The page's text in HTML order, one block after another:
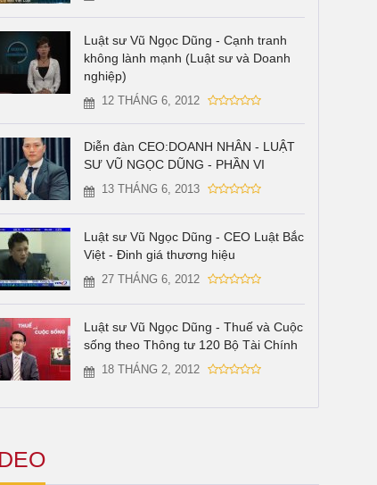
Luật sư Vũ Ngọc Dũng - Cạnh tranh
không lành mạnh (Luật sư và Doanh
nghiệp)
12 THÁNG 6, 2012
Diễn đàn CEO:DOANH NHÂN - LUẬT
SƯ VŨ NGỌC DŨNG - PHẦN VI
13 THÁNG 6, 2013
Luật sư Vũ Ngọc Dũng - CEO Luật Bắc
Việt - Đinh giá thương hiệu
27 THÁNG 6, 2012
Luật sư Vũ Ngọc Dũng - Thuế và Cuộc
sống theo Thông tư 120 Bộ Tài Chính
18 THÁNG 2, 2012